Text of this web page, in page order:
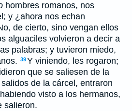
hombres romanos, nos
y ¿ahora nos echan
de cierto, sino vengan ellos
alguaciles volvieron a decir a
palabras; y tuvieron miedo,
39Y viniendo, les rogaron;
que se saliesen de la
de la cárcel, entraron
visto a los hermanos,
salieron.